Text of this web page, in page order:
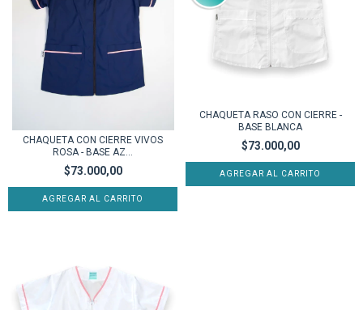
CHAQUETA CON CIERRE VIVOS
ROSA - BASE AZ...
$73.000,00
AGREGAR AL CARRITO
CHAQUETA RASO CON CIERRE -
BASE BLANCA
$73.000,00
AGREGAR AL CARRITO